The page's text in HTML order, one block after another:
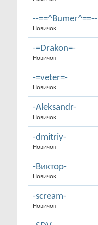
--==^Bumer^==--
Новичок
-=Drakon=-
Новичок
-=veter=-
Новичок
-Aleksandr-
Новичок
-dmitriy-
Новичок
-Виктор-
Новичок
-scream-
Новичок